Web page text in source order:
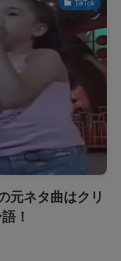
TikTok
元ネタ曲はクリ
！